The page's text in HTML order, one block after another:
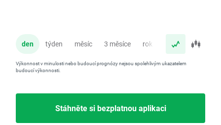
den týden měsíc 3 měsíce rok
Výkonnost v minulosti nebo budoucí prognózy nejsou spolehlivým ukazatelem
budoucí výkonnosti.
Stáhněte si bezplatnou aplikaci